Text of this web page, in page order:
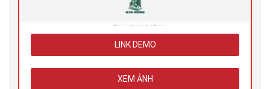
LINK DEMO
XEM ẢNH